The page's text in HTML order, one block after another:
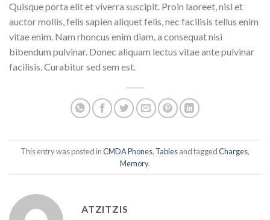
Quisque porta elit et viverra suscipit. Proin laoreet, nisl et
auctor mollis, felis sapien aliquet felis, nec facilisis tellus enim
vitae enim. Nam rhoncus enim diam, a consequat nisi
bibendum pulvinar. Donec aliquam lectus vitae ante pulvinar
facilisis. Curabitur sed sem est.
This entry was posted inCMDA Phones, Tablesand taggedCharges,
Memory.
ATZITZIS